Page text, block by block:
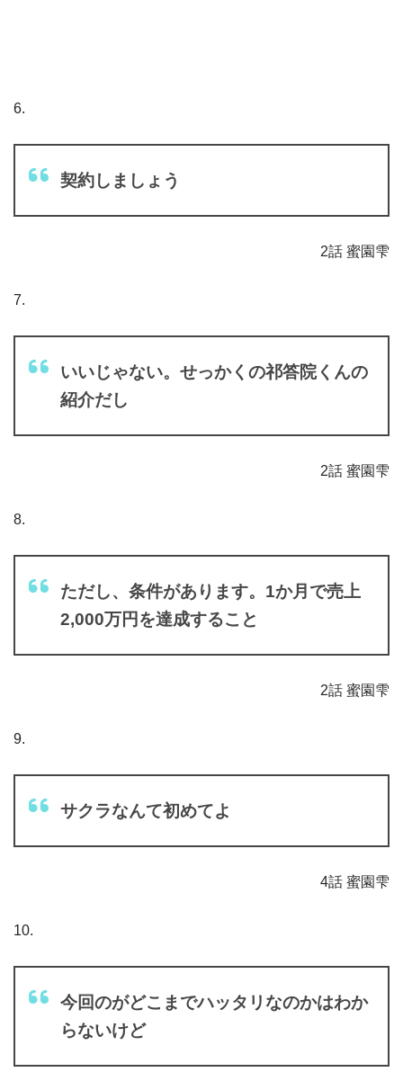
6.
契約しましょう
2話 蜜園雫
7.
いいじゃない。せっかくの祁答院くんの
紹介だし
2話 蜜園雫
8.
ただし、条件があります。1か月で売上
2,000万円を達成すること
2話 蜜園雫
9.
サクラなんて初めてよ
4話 蜜園雫
10.
今回のがどこまでハッタリなのかはわか
らないけど